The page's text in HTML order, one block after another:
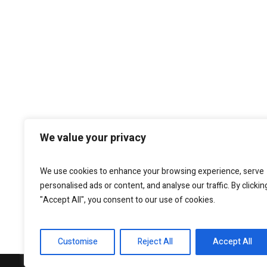
We value your privacy
We use cookies to enhance your browsing experience, serve
personalised ads or content, and analyse our traffic. By
"Accept All", you consent to our use of cookies.
Customise Reject All Accept All